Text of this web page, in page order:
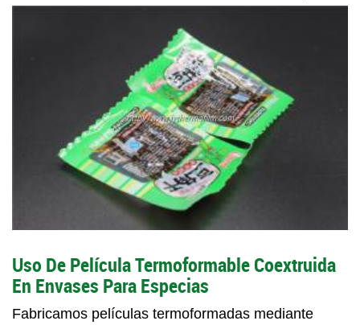
Uso De Película Termoformable Coextruida
En Envases Para Especias
Fabricamos películas termoformadas mediante